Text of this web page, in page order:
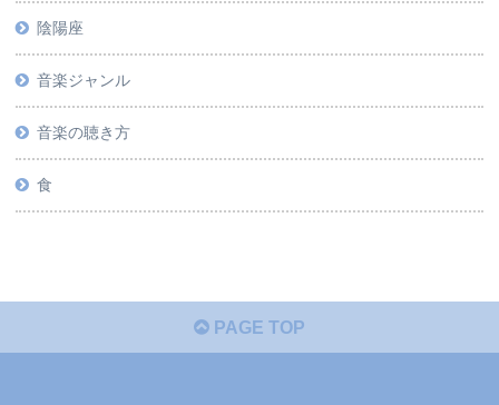
陰陽座
音楽ジャンル
音楽の聴き方
食
PAGE TOP